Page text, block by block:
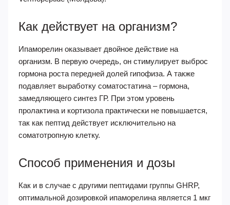
Как действует на организм?
Ипаморелин оказывает двойное действие на
организм. В первую очередь, он стимулирует выброс
гормона роста передней долей гипофиза. А также
подавляет выработку соматостатина – гормона,
замедляющего синтез ГР. При этом уровень
пролактина и кортизола практически не повышается,
так как пептид действует исключительно на
соматотропную клетку.
Способ применения и дозы
Как и в случае с другими пептидами группы GHRP,
оптимальной дозировкой ипаморелина является 1 мкг